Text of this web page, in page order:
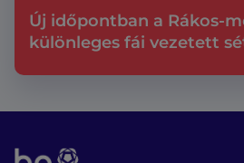
Új időpontban a Rákos-
különleges fái vezetett